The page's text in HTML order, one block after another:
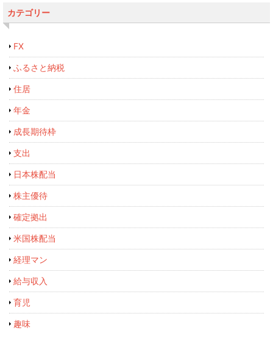
カテゴリー
FX
ふるさと納税
住居
年金
成長期待枠
支出
日本株配当
株主優待
確定拠出
米国株配当
経理マン
給与収入
育児
趣味